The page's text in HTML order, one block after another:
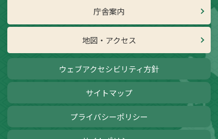
庁舎案内
地図・アクセス
ウェブアクセシビリティ方針
サイトマップ
プライバシーポリシー